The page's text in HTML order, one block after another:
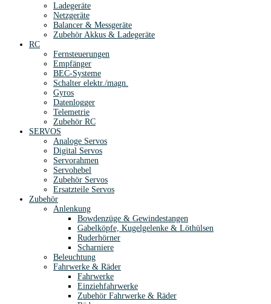
Ladegeräte
Netzgeräte
Balancer & Messgeräte
Zubehör Akkus & Ladegeräte
RC
Fernsteuerungen
Empfänger
BEC-Systeme
Schalter elektr./magn.
Gyros
Datenlogger
Telemetrie
Zubehör RC
SERVOS
Analoge Servos
Digital Servos
Servorahmen
Servohebel
Zubehör Servos
Ersatzteile Servos
Zubehör
Anlenkung
Bowdenzüge & Gewindestangen
Gabelköpfe, Kugelgelenke & Löthülsen
Ruderhörner
Scharniere
Beleuchtung
Fahrwerke & Räder
Fahrwerke
Einziehfahrwerke
Zubehör Fahrwerke & Räder